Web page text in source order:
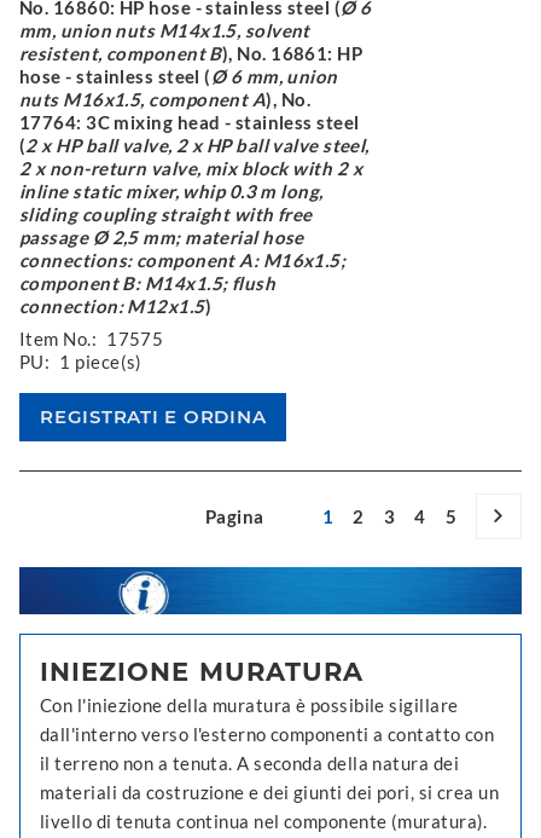
No. 16860: HP hose - stainless steel (Ø 6
mm, union nuts M14x1.5, solvent
resistent, component B), No. 16861: HP
hose - stainless steel (Ø 6 mm, union
nuts M16x1.5, component A), No.
17764: 3C mixing head - stainless steel
(2 x HP ball valve, 2 x HP ball valve steel,
2 x non-return valve, mix block with 2 x
inline static mixer, whip 0.3 m long,
sliding coupling straight with free
passage Ø 2,5 mm; material hose
connections: component A: M16x1.5;
component B: M14x1.5; flush
connection: M12x1.5)
Item No.: 17575
PU: 1 piece(s)
Pagina 1 2 3 4 5
INIEZIONE MURATURA
Con l'iniezione della muratura è possibile sigillare
dall'interno verso l'esterno componenti a contatto con
il terreno non a tenuta. A seconda della natura dei
materiali da costruzione e dei giunti dei pori, si crea un
livello di tenuta continua nel componente (muratura).